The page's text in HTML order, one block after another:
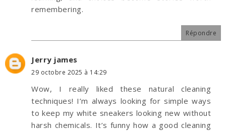
remembering.
Répondre
Jerry james
29 octobre 2025 à 14:29
Wow, I really liked these natural cleaning
techniques! I’m always looking for simple ways
to keep my white sneakers looking new without
harsh chemicals. It’s funny how a good cleaning